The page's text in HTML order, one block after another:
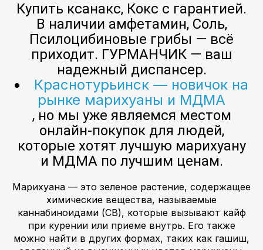
Купить ксанакс, Кокс с гарантией.
В наличии амфетамин, Соль,
Псилоцибиновые грибы — всё
приходит. ГУРМАНЧИК — ваш
надежный диспансер.
Краснотурьинск — новичок на
рынке марихуаны и МДМА
, но мы уже являемся местом
онлайн-покупок для людей,
которые хотят лучшую марихуану
и МДМА по лучшим ценам.
Марихуана — это зеленое растение, содержащее
химические вещества, называемые
каннабиноидами (CB), которые вызывают кайф
при курении или приеме внутрь. Его также
можно найти в других формах, таких как гашиш,